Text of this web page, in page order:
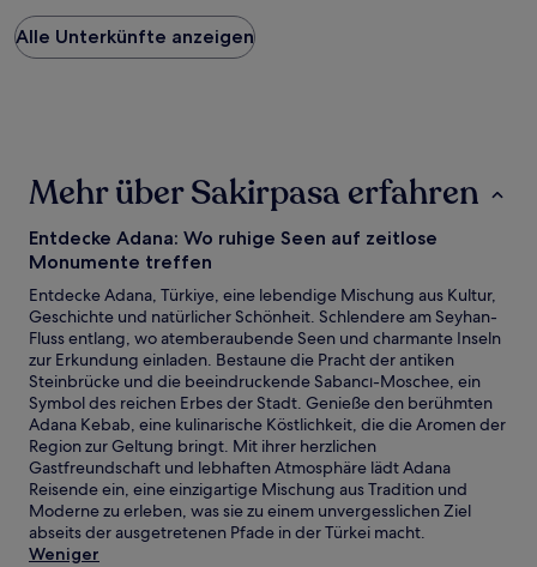
Preis
pro
Nacht,
für
einen
Aufenthalt
mit
1 Übernachtung
von
2 Erwachsenen
gefunden
wurde.
Preise
und
Verfügbarkeiten
können
sich
ändern.
können
zusätzliche
Alle Unterkünfte anzeigen
Mehr über Sakirpasa erfahren
Entdecke Adana: Wo ruhige Seen auf zeitlose
Monumente treffen
Entdecke Adana, Türkiye, eine lebendige Mischung aus Kultur,
Geschichte und natürlicher Schönheit. Schlendere am Seyhan-
Fluss entlang, wo atemberaubende Seen und charmante Inseln
zur Erkundung einladen. Bestaune die Pracht der antiken
Steinbrücke und die beeindruckende Sabancı-Moschee, ein
Symbol des reichen Erbes der Stadt. Genieße den berühmten
Adana Kebab, eine kulinarische Köstlichkeit, die die Aromen der
Region zur Geltung bringt. Mit ihrer herzlichen
Gastfreundschaft und lebhaften Atmosphäre lädt Adana
Reisende ein, eine einzigartige Mischung aus Tradition und
Moderne zu erleben, was sie zu einem unvergesslichen Ziel
abseits der ausgetretenen Pfade in der Türkei macht.
Weniger